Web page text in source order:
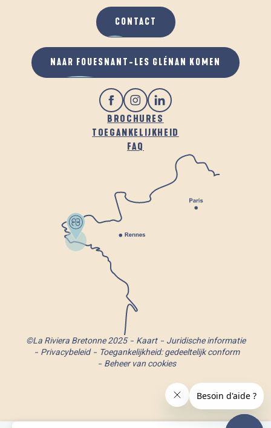
BROCHURES
TOEGANKELIJKHEID
FAQ
CONTACT
NAAR FOUESNANT-LES GLÉNAN KOMEN
©La Riviera Bretonne 2025 Kaart
Juridische informatie
Privacybeleid
Toegankelijkheid: gedeeltelijk conform
Beheer van cookies